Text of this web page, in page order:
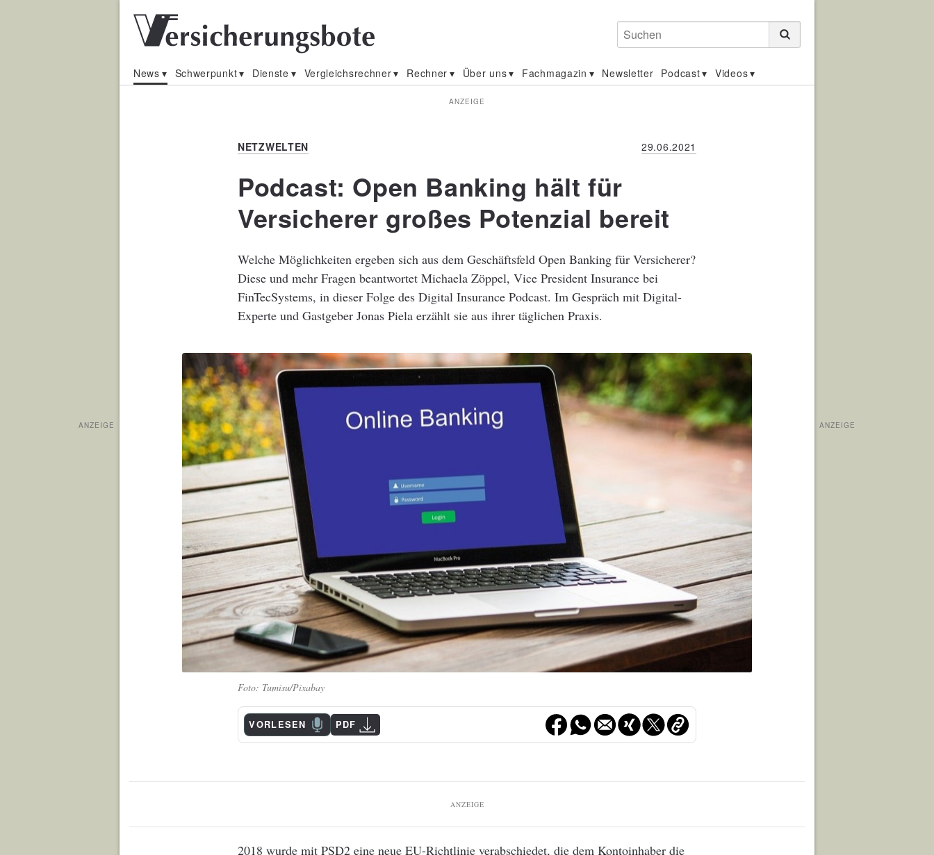
Suchen
News Schwerpunkt Dienste Vergleichsrechner Rechner Über uns Fachmagazin Newsletter Podcast Videos
ANZEIGE
NETZWELTEN 29.06.2021
Podcast: Open Banking hält für
Versicherer großes Potenzial bereit
Welche Möglichkeiten ergeben sich aus dem Geschäftsfeld Open Banking für Versicherer?
Diese und mehr Fragen beantwortet Michaela Zöppel, Vice President Insurance bei
FinTecSystems, in dieser Folge des Digital Insurance Podcast. Im Gespräch mit Digital-
Experte und Gastgeber Jonas Piela erzählt sie aus ihrer täglichen Praxis.
Tumisu/Pixabay
VORLESEN PDF
ANZEIGE
2018 wurde mit PSD2 eine neue EU-Richtlinie verabschiedet, die dem Kontoinhaber die
ANZEIGE ANZEIGE